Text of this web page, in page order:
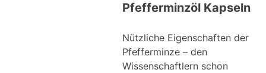
Pfefferminzöl Kapseln
Nützliche Eigenschaften der
Pfefferminze – den
Wissenschaftlern schon